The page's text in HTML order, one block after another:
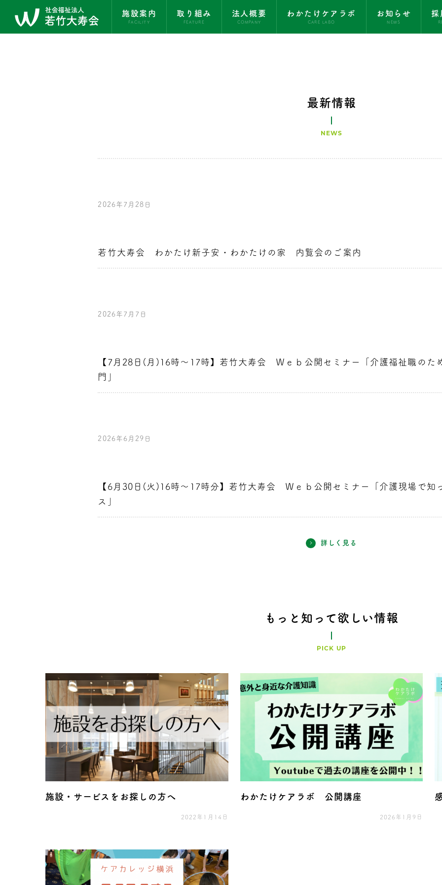
施設案内
FACILITY
取り組み
FEATURE
法人概要
COMPANY
わかたけケアラボ
CARE LABO
お知らせ
NEWS
採
最新情報
NEWS
2026年7月28日
若竹大寿会 わかたけ新子安・わかたけの家 内覧会のご案内
2026年7月7日
【7月28日(月)16時～17時】若竹大寿会 Ｗｅｂ公開セミナー「介護福祉職のた
門」
2026年6月29日
【6月30日(火)16時～17時分】若竹大寿会 Ｗｅｂ公開セミナー「介護現場で知
ス」
詳しく見る
もっと知って欲しい情報
PICK UP
施設・サービスをお探しの方へ
2022年1月14日
わかたけケアラボ 公開講座
2026年1月9日